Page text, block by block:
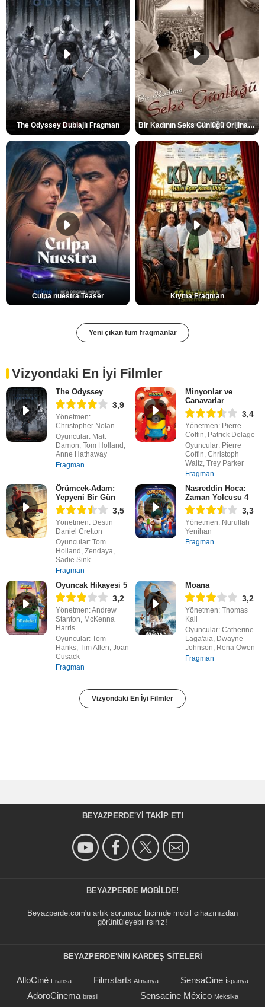
The Odyssey Dublajlı Fragman Bir Kadının Seks Günlüğü Orijinal Fragman
Culpa nuestra Teaser Kıyma Fragman
Yeni çıkan tüm fragmanlar
Vizyondaki En İyi Filmler
The Odyssey
3,9
Yönetmen:
Christopher Nolan
Oyuncular: Matt
Damon, Tom Holland,
Anne Hathaway
Fragman
Minyonlar ve
Canavarlar
3,4
Yönetmen: Pierre
Coffin, Patrick Delage
Oyuncular: Pierre
Coffin, Christoph
Waltz, Trey Parker
Fragman
Örümcek-Adam:
Yepyeni Bir Gün
3,5
Yönetmen: Destin
Daniel Cretton
Oyuncular: Tom
Holland, Zendaya,
Sadie Sink
Fragman
Nasreddin Hoca:
Zaman Yolcusu 4
3,3
Yönetmen: Nurullah
Yenihan
Fragman
Oyuncak Hikayesi 5
3,2
Yönetmen: Andrew
Stanton, McKenna
Harris
Oyuncular: Tom
Hanks, Tim Allen, Joan
Cusack
Fragman
Moana
3,2
Yönetmen: Thomas
Kail
Oyuncular: Catherine
Laga'aia, Dwayne
Johnson, Rena Owen
Fragman
Vizyondaki En İyi Filmler
BEYAZPERDE'YI TAKIP ET!
BEYAZPERDE MOBILDE!
Beyazperde.com'u artık sorunsuz biçimde mobil cihazınızdan
görüntüleyebilirsiniz!
BEYAZPERDE'NIN KARDEŞ SİTELERİ
AlloCiné Fransa Filmstarts Almanya SensaCine İspanya
AdoroCinema brasil Sensacine México Meksika